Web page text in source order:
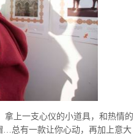
上一支心仪的小道具，和热情的
…总有一款让你心动，再加上意大